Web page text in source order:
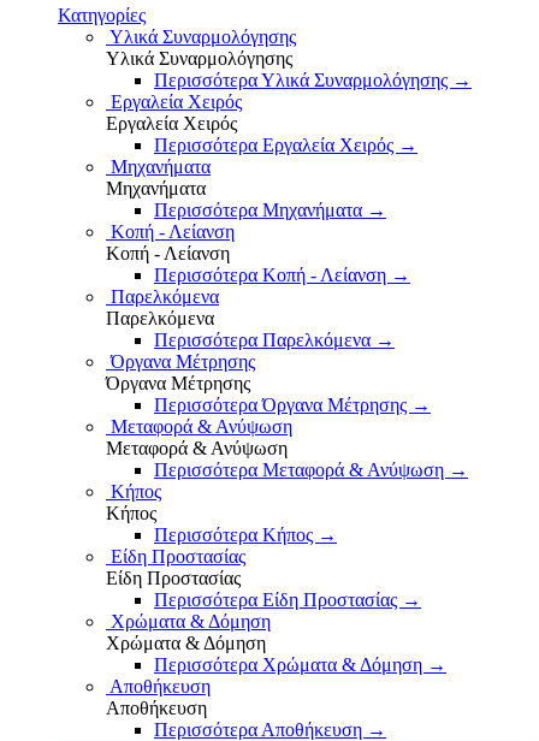
Κατηγορίες
Υλικά Συναρμολόγησης
Υλικά Συναρμολόγησης
Περισσότερα Υλικά Συναρμολόγησης →
Εργαλεία Χειρός
Εργαλεία Χειρός
Περισσότερα Εργαλεία Χειρός →
Μηχανήματα
Μηχανήματα
Περισσότερα Μηχανήματα →
Κοπή - Λείανση
Κοπή - Λείανση
Περισσότερα Κοπή - Λείανση →
Παρελκόμενα
Παρελκόμενα
Περισσότερα Παρελκόμενα →
Όργανα Μέτρησης
Όργανα Μέτρησης
Περισσότερα Όργανα Μέτρησης →
Μεταφορά & Ανύψωση
Μεταφορά & Ανύψωση
Περισσότερα Μεταφορά & Ανύψωση →
Κήπος
Κήπος
Περισσότερα Κήπος →
Είδη Προστασίας
Είδη Προστασίας
Περισσότερα Είδη Προστασίας →
Χρώματα & Δόμηση
Χρώματα & Δόμηση
Περισσότερα Χρώματα & Δόμηση →
Αποθήκευση
Αποθήκευση
Περισσότερα Αποθήκευση →